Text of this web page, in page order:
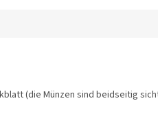
(die Münzen sind beidseitig